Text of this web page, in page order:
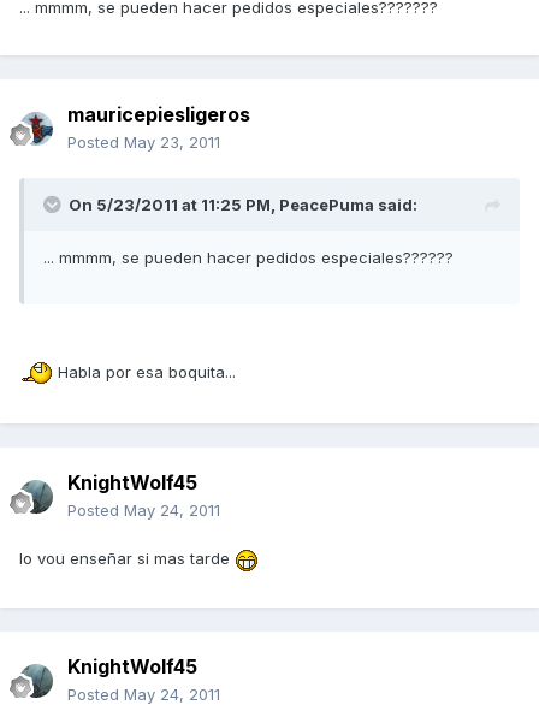
... mmmm, se pueden hacer pedidos especiales???????
mauricepiesligeros
Posted May 23, 2011
On 5/23/2011 at 11:25 PM, PeacePuma said:
... mmmm, se pueden hacer pedidos especiales??????
Habla por esa boquita...
KnightWolf45
Posted May 24, 2011
lo vou enseñar si mas tarde
KnightWolf45
Posted May 24, 2011